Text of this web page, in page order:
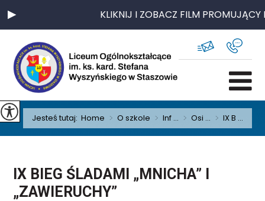
KLIKNIJ I ZOBACZ FILM PROMUJĄCY
Jesteś tutaj: Home > O szkole > Inf ... > Osi ... > IX B ...
IX BIEG ŚLADAMI „MNICHA” I
„ZAWIERUCHY”